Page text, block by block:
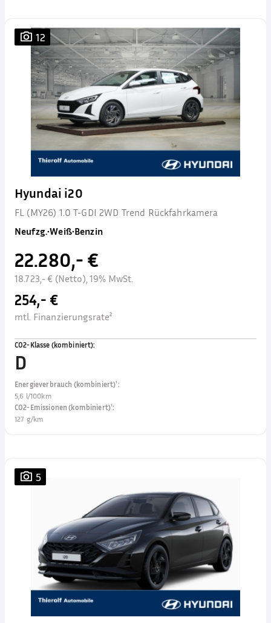
12
Hyundai i20
FL (MY26) 1.0 T-GDI 2WD Trend Rückfahrkamera
Neufzg.•Weiß•Benzin
22.280,- €
18.723,- € (Netto), 19% MwSt.
254,- €
mtl. Finanzierungsrate²
CO2-Klasse (kombiniert):
D
Energieverbrauch (kombiniert)¹:
5,6 l/100km
CO2-Emissionen (kombiniert)¹:
127 g/km
5